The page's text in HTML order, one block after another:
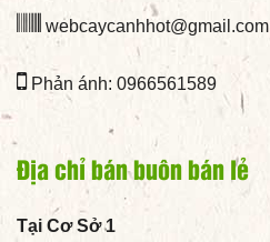
webcaycanhhot@gmail.com
Phản ánh: 0966561589
Địa chỉ bán buôn bán lẻ
Tại Cơ Sở 1